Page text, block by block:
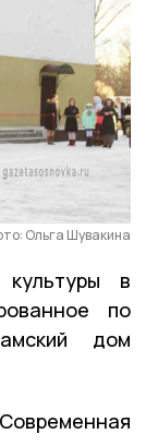
Ольга Шувакина
в
по
дом